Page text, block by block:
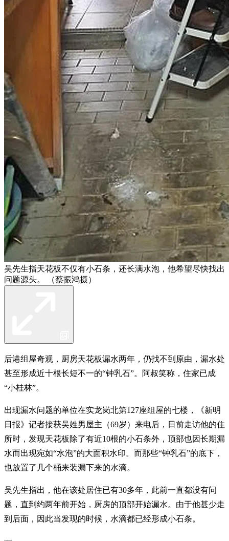
吴先生指天花板不仅有小石条，还长满水泡，他希望尽快找出
问题源头。 （蔡振鸿摄）
后港组屋奇观，厨房天花板漏水两年，仍找不到原由，漏水处
甚至形成近十根长短不一的“钟乳石”。阿叔笑称，住家已成
“小桂林”。
出现漏水问题的单位在实龙岗北第127座组屋的七楼，《新明
日报》记者接获吴姓男屋主（69岁）来电后，日前走访他的住
所时，发现天花板除了有近10根的小石条外，顶部也因长期漏
水而出现宛如“水泡”的大面积水印。而那些“钟乳石”的底下，
也放置了几个桶来装漏下来的水滴。
吴先生指出，他在该处居住已有30多年，此前一直都没有问
题，直到约两年前开始，厨房的顶部开始漏水。由于他甚少走
到后面，因此当发现的时候，水滴都已经形成小石条。